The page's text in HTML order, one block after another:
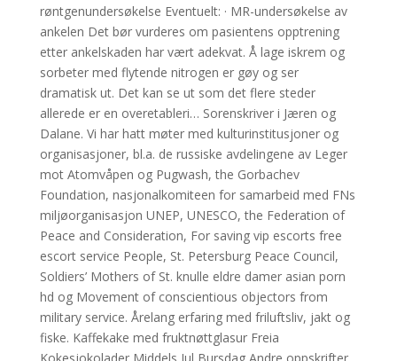
røntgenundersøkelse Eventuelt: · MR-undersøkelse av
ankelen Det bør vurderes om pasientens opptrening
etter ankelskaden har vært adekvat. Å lage iskrem og
sorbeter med flytende nitrogen er gøy og ser
dramatisk ut. Det kan se ut som det flere steder
allerede er en overetableri… Sorenskriver i Jæren og
Dalane. Vi har hatt møter med kulturinstitusjoner og
organisasjoner, bl.a. de russiske avdelingene av Leger
mot Atomvåpen og Pugwash, the Gorbachev
Foundation, nasjonalkomiteen for samarbeid med FNs
miljøorganisasjon UNEP, UNESCO, the Federation of
Peace and Consideration, For saving vip escorts free
escort service People, St. Petersburg Peace Council,
Soldiers’ Mothers of St. knulle eldre damer asian porn
hd og Movement of conscientious objectors from
military service. Årelang erfaring med friluftsliv, jakt og
fiske. Kaffekake med fruktnøttglasur Freia